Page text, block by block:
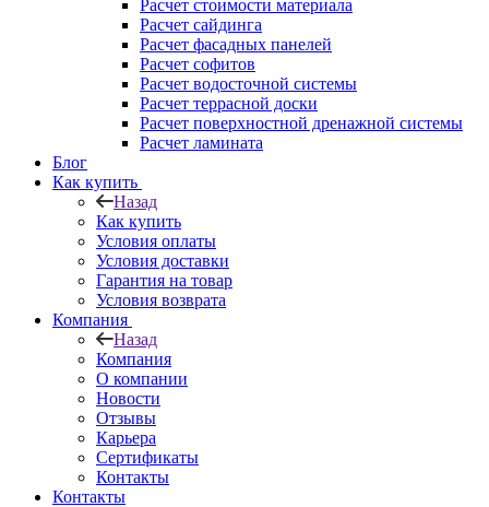
Расчет стоимости материала
Расчет сайдинга
Расчет фасадных панелей
Расчет софитов
Расчет водосточной системы
Расчет террасной доски
Расчет поверхностной дренажной системы
Расчет ламината
Блог
Как купить
Назад
Как купить
Условия оплаты
Условия доставки
Гарантия на товар
Условия возврата
Компания
Назад
Компания
О компании
Новости
Отзывы
Карьера
Сертификаты
Контакты
Контакты